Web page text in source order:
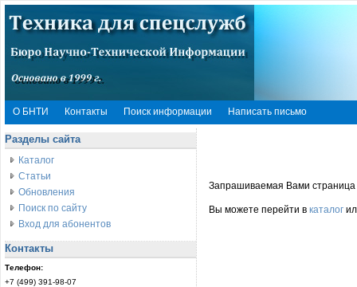
О БНТИ Контакты Поиск информации Написать письмо
Разделы сайта
Каталог
Статьи
Обновления
Поиск по сайту
Вход для абонентов
Контакты
Телефон:
+7 (499) 391-98-07
Запрашиваемая Вами страница
Вы можете перейти в каталог